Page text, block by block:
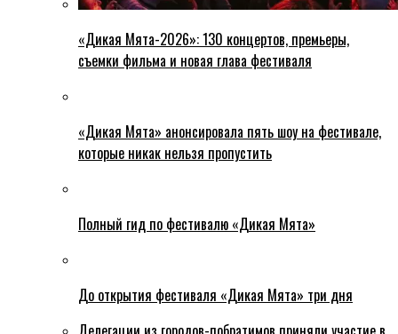
«Дикая Мята-2026»: 130 концертов, премьеры,
съемки фильма и новая глава фестиваля
«Дикая Мята» анонсировала пять шоу на фестивале,
которые никак нельзя пропустить
Полный гид по фестивалю «Дикая Мята»
До открытия фестиваля «Дикая Мята» три дня